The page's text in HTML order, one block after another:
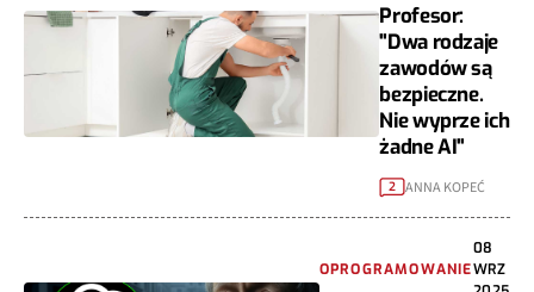
Profesor:
"Dwa rodzaje
zawodów są
bezpieczne.
Nie wyprze ich
żadne AI"
2 ANNA KOPEĆ
OPROGRAMOWANIE
08
WRZ